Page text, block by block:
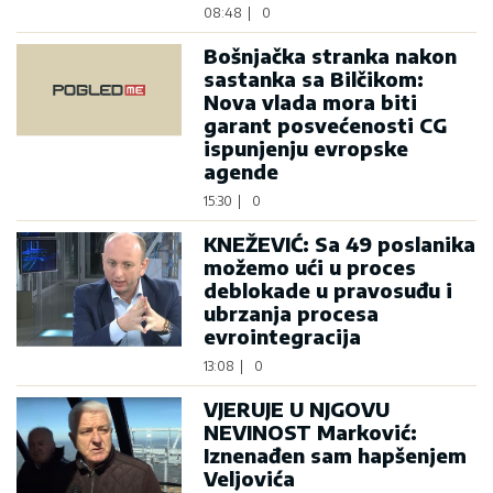
08:48 0
Bošnjačka stranka nakon
sastanka sa Bilčikom:
Nova vlada mora biti
garant posvećenosti CG
ispunjenju evropske
agende
15:30 0
KNEŽEVIĆ: Sa 49 poslanika
možemo ući u proces
deblokade u pravosuđu i
ubrzanja procesa
evrointegracija
13:08 0
VJERUJE U NJGOVU
NEVINOST Marković:
Iznenađen sam hapšenjem
Veljovića